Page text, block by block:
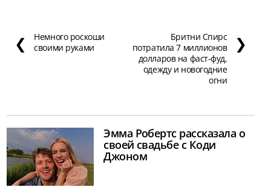
❮
Немного роскоши
своими руками
Бритни Спирс
потратила 7 миллионов
долларов на фаст-фуд,
одежду и новогодние
огни
❯
Эмма Робертс рассказала о
своей свадьбе с Коди
Джоном